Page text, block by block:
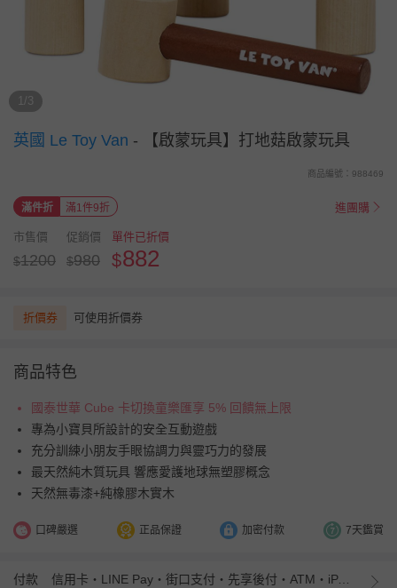
1/3
英國 Le Toy Van - 【啟蒙玩具】打地菇啟蒙玩具
商品編號：988469
滿件折 滿1件9折 進團購
市售價
$1200
促銷價
$980
單件已折價
$882
折價券 可使用折價券
商品特色
國泰世華 Cube 卡切換童樂匯享 5% 回饋無上限
專為小寶貝所設計的安全互動遊戲
充分訓練小朋友手眼協調力與靈巧力的發展
最天然純木質玩具 響應愛護地球無塑膠概念
天然無毒漆+純橡膠木實木
口碑嚴選 正品保證 加密付款 7天鑑賞
付款 信用卡・LINE Pay・街口支付・先享後付・ATM・iPASS MONEY